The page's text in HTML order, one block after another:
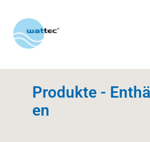
Produkte -
en